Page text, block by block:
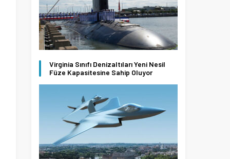
Virginia Sınıfı Denizaltıları Yeni Nesil
Füze Kapasitesine Sahip Oluyor